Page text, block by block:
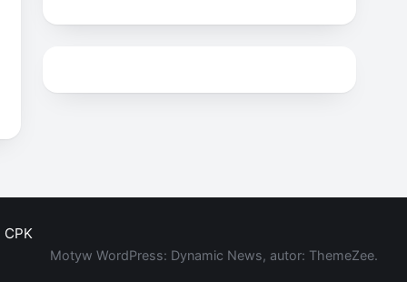
CPK
Motyw WordPress: Dynamic News, autor: ThemeZee.